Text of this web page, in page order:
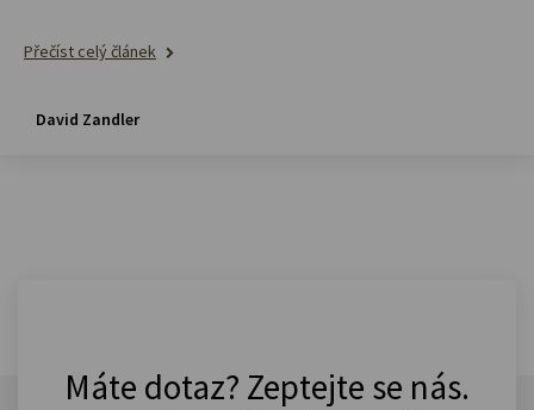
Přečíst celý článek
David Zandler
Máte dotaz? Zeptejte se nás.